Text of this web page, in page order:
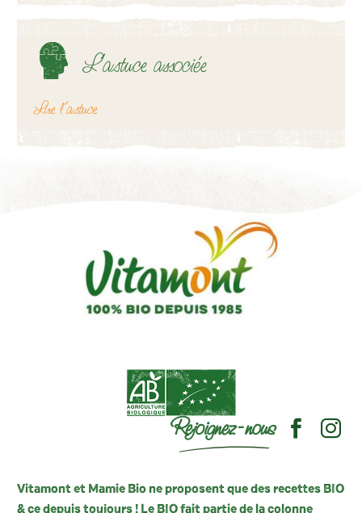
L’astuce associée
Lire l’astuce
Rejoignez-nous
Vitamont et Mamie Bio ne proposent que des recettes BIO
& ce depuis toujours ! Le BIO fait partie de la colonne